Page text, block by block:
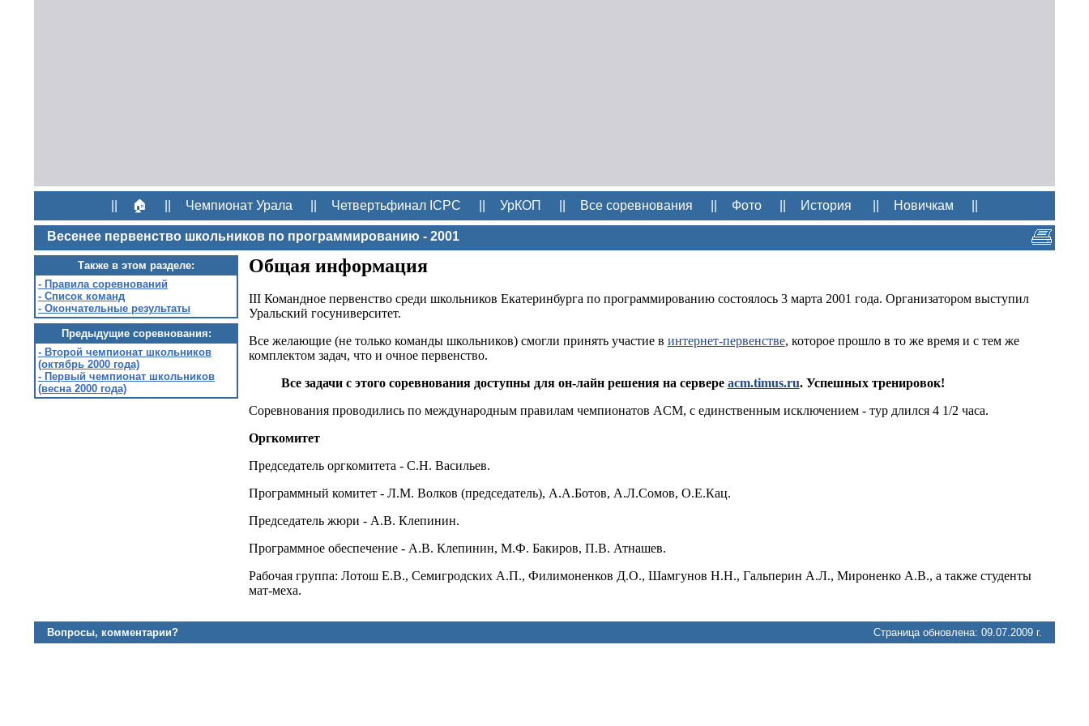
🏠 Чемпионат Урала Четвертьфинал ICPC УрКОП Все соревнования Фото История Новичкам
Весенее первенство школьников по программированию - 2001
Также в этом разделе:
- Правила соревнований
- Список команд
- Окончательные результаты
Предыдущие соревнования:
- Второй чемпионат школьников
(октябрь 2000 года)
- Первый чемпионат школьников
(весна 2000 года)
Общая информация
III Командное первенство среди школьников Екатеринбурга по программированию состоялось 3 марта 2001 года. Организатором выступил
Уральский госуниверситет.
Все желающие (не только команды школьников) смогли принять участие в интернет-первенстве, которое прошло в то же время и с тем же
комплектом задач, что и очное первенство.
Все задачи с этого соревнования доступны для он-лайн решения на сервере acm.timus.ru. Успешных тренировок!
Соревнования проводились по международным правилам чемпионатов ACM, с единственным исключением - тур длился 4 1/2 часа.
Оргкомитет
Председатель оргкомитета - С.Н. Васильев.
Программный комитет - Л.М. Волков (председатель), А.А.Ботов, А.Л.Сомов, О.Е.Кац.
Председатель жюри - А.В. Клепинин.
Программное обеспечение - А.В. Клепинин, М.Ф. Бакиров, П.В. Атнашев.
Рабочая группа: Лотош Е.В., Семигродских А.П., Филимоненков Д.О., Шамгунов Н.Н., Гальперин А.Л., Мироненко А.В., а также студенты
мат-меха.
Вопросы, комментарии? Страница обновлена: 09.07.2009 г.